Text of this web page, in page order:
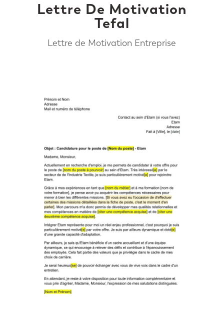
Lettre De Motivation
Tefal
Lettre de Motivation Entreprise